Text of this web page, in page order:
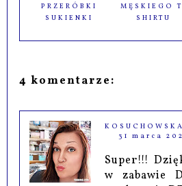
PRZERÓBKI
SUKIENKI
MĘSKIEGO
SHIRTU
4 komentarze:
31 marca
Super!!!
w zabawie